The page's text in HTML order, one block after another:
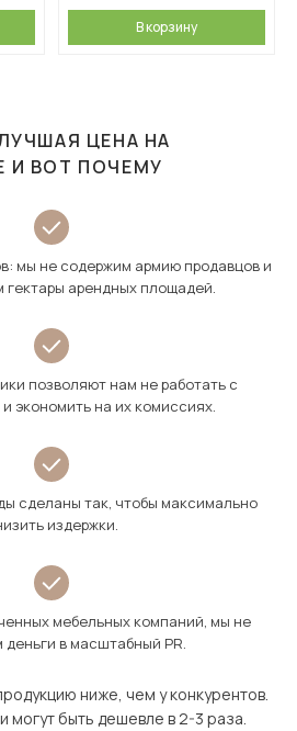
В корзину
ЦЕНА НА
И ВОТ ПОЧЕМУ
мы не содержим армию продавцов и
гектары арендных площадей.
позволяют нам не работать с
экономить на их комиссиях.
сделаны так, чтобы максимально
издержки.
мебельных компаний, мы не
деньги в масштабный PR.
ниже, чем у конкурентов.
могут быть дешевле в 2-3 раза.